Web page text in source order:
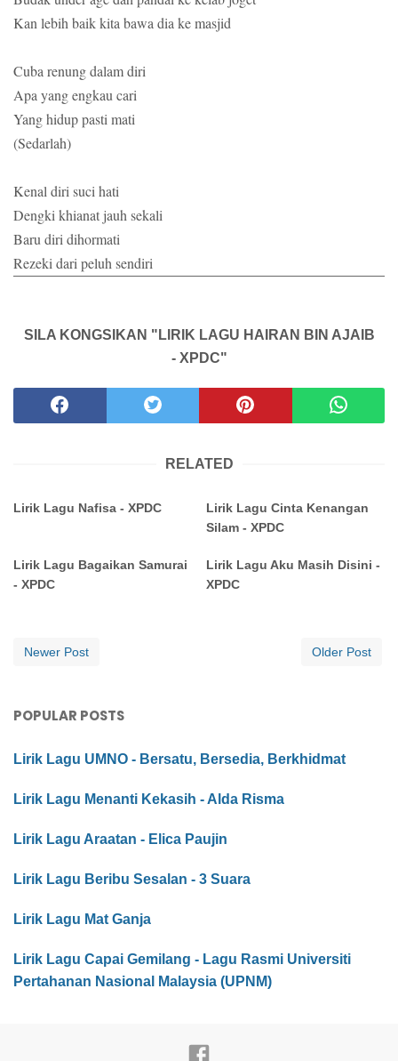
Kan lebih baik kita bawa dia ke masjid
Cuba renung dalam diri
Apa yang engkau cari
Yang hidup pasti mati
(Sedarlah)
Kenal diri suci hati
Dengki khianat jauh sekali
Baru diri dihormati
Rezeki dari peluh sendiri
SILA KONGSIKAN "LIRIK LAGU HAIRAN BIN AJAIB
- XPDC"
RELATED
Lirik Lagu Nafisa - XPDC
Lirik Lagu Cinta Kenangan
Silam - XPDC
Lirik Lagu Bagaikan Samurai
- XPDC
Lirik Lagu Aku Masih Disini -
XPDC
Newer Post Older Post
POPULAR POSTS
Lirik Lagu UMNO - Bersatu, Bersedia, Berkhidmat
Lirik Lagu Menanti Kekasih - Alda Risma
Lirik Lagu Araatan - Elica Paujin
Lirik Lagu Beribu Sesalan - 3 Suara
Lirik Lagu Mat Ganja
Lirik Lagu Capai Gemilang - Lagu Rasmi Universiti
Pertahanan Nasional Malaysia (UPNM)